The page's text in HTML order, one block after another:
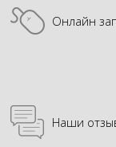
Онлайн
Наши